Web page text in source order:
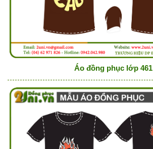
Áo đồng phục lớp 461